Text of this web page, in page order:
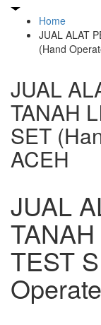
Home
JUAL ALAT
(Hand
JUAL
TANAH
SET
ACEH
JUAL
TEST